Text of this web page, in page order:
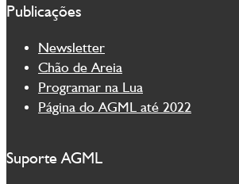
Publicações
Newsletter
Chão de Areia
Programar na Lua
Página do AGML até 2022
Suporte AGML